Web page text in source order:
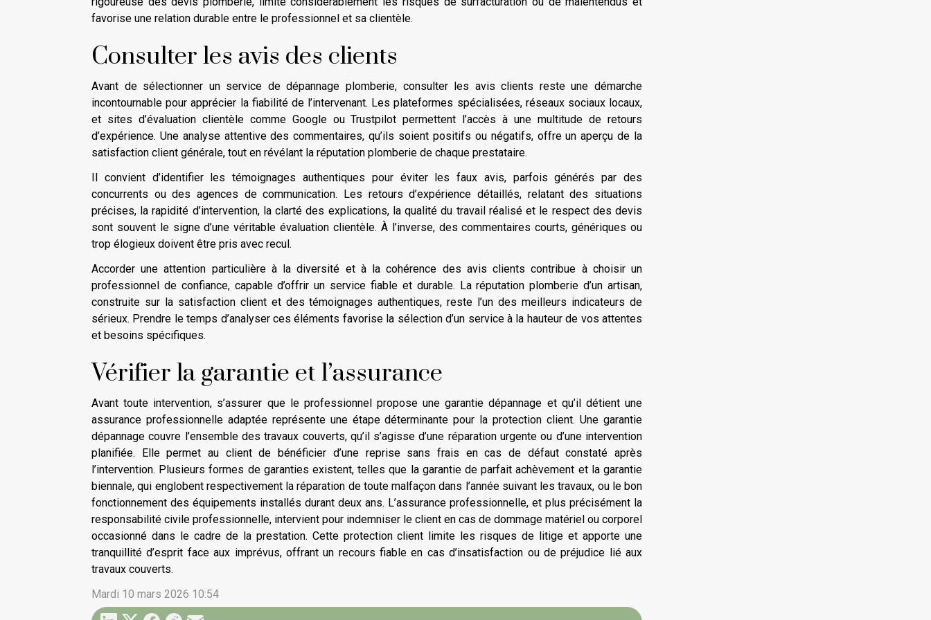
favorise une relation durable entre le professionnel et sa clientèle.
Consulter les avis des clients
Avant de sélectionner un service de dépannage plomberie, consulter les avis clients reste une démarche
incontournable pour apprécier la fiabilité de l’intervenant. Les plateformes spécialisées, réseaux sociaux locaux,
et sites d’évaluation clientèle comme Google ou Trustpilot permettent l’accès à une multitude de retours
d’expérience. Une analyse attentive des commentaires, qu’ils soient positifs ou négatifs, offre un aperçu de la
satisfaction client générale, tout en révélant la réputation plomberie de chaque prestataire.
Il convient d’identifier les témoignages authentiques pour éviter les faux avis, parfois générés par des
concurrents ou des agences de communication. Les retours d’expérience détaillés, relatant des situations
précises, la rapidité d’intervention, la clarté des explications, la qualité du travail réalisé et le respect des devis
sont souvent le signe d’une véritable évaluation clientèle. À l’inverse, des commentaires courts, génériques ou
trop élogieux doivent être pris avec recul.
Accorder une attention particulière à la diversité et à la cohérence des avis clients contribue à choisir un
professionnel de confiance, capable d’offrir un service fiable et durable. La réputation plomberie d’un artisan,
construite sur la satisfaction client et des témoignages authentiques, reste l’un des meilleurs indicateurs de
sérieux. Prendre le temps d’analyser ces éléments favorise la sélection d’un service à la hauteur de vos attentes
et besoins spécifiques.
Vérifier la garantie et l’assurance
Avant toute intervention, s’assurer que le professionnel propose une garantie dépannage et qu’il détient une
assurance professionnelle adaptée représente une étape déterminante pour la protection client. Une garantie
dépannage couvre l’ensemble des travaux couverts, qu’il s’agisse d’une réparation urgente ou d’une intervention
planifiée. Elle permet au client de bénéficier d’une reprise sans frais en cas de défaut constaté après
l’intervention. Plusieurs formes de garanties existent, telles que la garantie de parfait achèvement et la garantie
biennale, qui englobent respectivement la réparation de toute malfaçon dans l’année suivant les travaux, ou le bon
fonctionnement des équipements installés durant deux ans. L’assurance professionnelle, et plus précisément la
responsabilité civile professionnelle, intervient pour indemniser le client en cas de dommage matériel ou corporel
occasionné dans le cadre de la prestation. Cette protection client limite les risques de litige et apporte une
tranquillité d’esprit face aux imprévus, offrant un recours fiable en cas d’insatisfaction ou de préjudice lié aux
travaux couverts.
Mardi 10 mars 2026 10:54